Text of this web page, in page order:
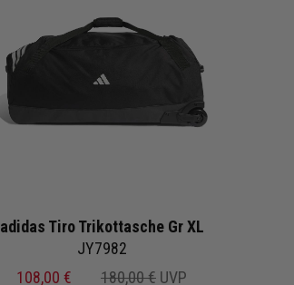
adidas Tiro Trikottasche Gr XL
JY7982
108,00 €
180,00 € UVP